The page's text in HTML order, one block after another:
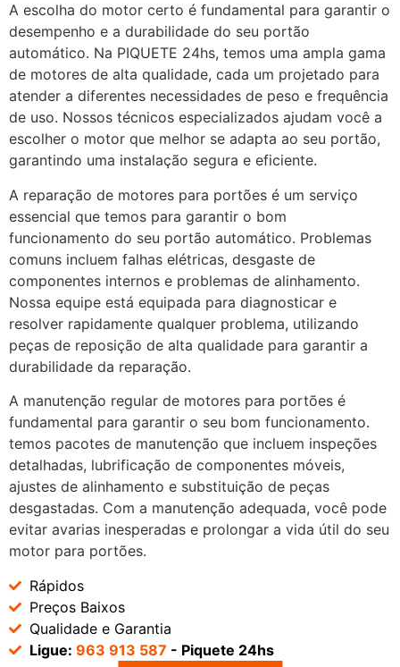
A escolha do motor certo é fundamental para garantir o
desempenho e a durabilidade do seu portão
automático. Na PIQUETE 24hs, temos uma ampla gama
de motores de alta qualidade, cada um projetado para
atender a diferentes necessidades de peso e frequência
de uso. Nossos técnicos especializados ajudam você a
escolher o motor que melhor se adapta ao seu portão,
garantindo uma instalação segura e eficiente.
A reparação de motores para portões é um serviço
essencial que temos para garantir o bom
funcionamento do seu portão automático. Problemas
comuns incluem falhas elétricas, desgaste de
componentes internos e problemas de alinhamento.
Nossa equipe está equipada para diagnosticar e
resolver rapidamente qualquer problema, utilizando
peças de reposição de alta qualidade para garantir a
durabilidade da reparação.
A manutenção regular de motores para portões é
fundamental para garantir o seu bom funcionamento.
temos pacotes de manutenção que incluem inspeções
detalhadas, lubrificação de componentes móveis,
ajustes de alinhamento e substituição de peças
desgastadas. Com a manutenção adequada, você pode
evitar avarias inesperadas e prolongar a vida útil do seu
motor para portões.
Rápidos
Preços Baixos
Qualidade e Garantia
Ligue: 963 913 587 - Piquete 24hs